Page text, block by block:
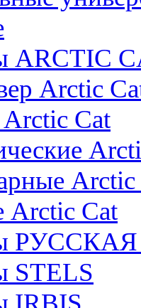
ARCTIC
Arctic
Cat
Arctic Cat
STELS